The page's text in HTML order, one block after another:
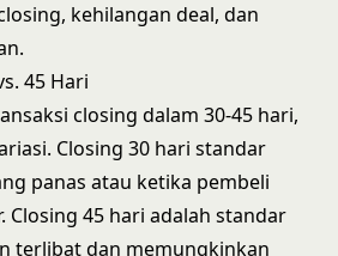
kehilangan deal, dan
45 Hari
closing dalam 30-45 hari,
Closing 30 hari standar
panas atau ketika pembeli
Closing 45 hari adalah standar
terlibat dan memungkinkan